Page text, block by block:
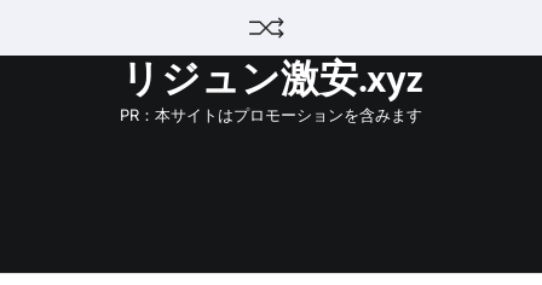
リジュン激安.xyz
PR：本サイトはプロモーションを含みます